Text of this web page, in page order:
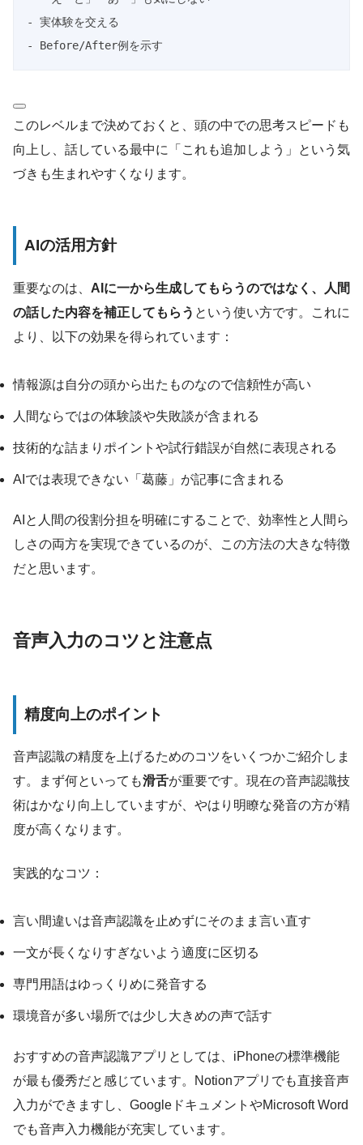
- 実体験を交える
- Before/After例を示す
このレベルまで決めておくと、頭の中での思考スピードも
向上し、話している最中に「これも追加しよう」という気
づきも生まれやすくなります。
AIの活用方針
重要なのは、 AIに一から生成してもらうのではなく、人間
の話した内容を補正してもらう という使い方です。これに
より、以下の効果を得られています：
情報源は自分の頭から出たものなので信頼性が高い
人間ならではの体験談や失敗談が含まれる
技術的な詰まりポイントや試行錯誤が自然に表現される
AIでは表現できない「葛藤」が記事に含まれる
AIと人間の役割分担を明確にすることで、効率性と人間ら
しさの両方を実現できているのが、この方法の大きな特徴
だと思います。
音声入力のコツと注意点
精度向上のポイント
音声認識の精度を上げるためのコツをいくつかご紹介しま
す。まず何といっても滑舌が重要です。現在の音声認識技
術はかなり向上していますが、やはり明瞭な発音の方が精
度が高くなります。
実践的なコツ：
言い間違いは音声認識を止めずにそのまま言い直す
一文が長くなりすぎないよう適度に区切る
専門用語はゆっくりめに発音する
環境音が多い場所では少し大きめの声で話す
おすすめの音声認識アプリとしては、iPhoneの標準機能
が最も優秀だと感じています。Notionアプリでも直接音声
入力ができますし、GoogleドキュメントやMicrosoft Word
でも音声入力機能が充実しています。